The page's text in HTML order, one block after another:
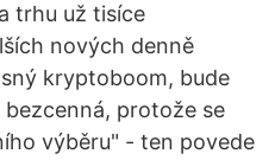
trhu už tisíce
nových denně
kryptoboom, bude
protože se
výběru" - ten povede